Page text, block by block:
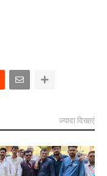
ज़्यादा दिखाएं